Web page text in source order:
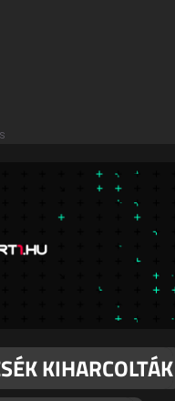
KIHARCOLTÁK